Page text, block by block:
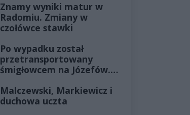
Znamy wyniki matur w
Radomiu. Zmiany w
czołówce stawki
Po wypadku został
przetransportowany
śmigłowcem na Józefów.
żyłach
Malczewski, Markiewicz i
duchowa uczta